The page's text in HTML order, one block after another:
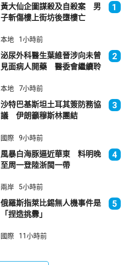
黃大仙企圖謀殺及自殺案 男
子斬傷樓上街坊後墮樓亡
1
本地 1小時前
泌尿外科醫生葉維晉涉向未曾
見面病人開藥 醫委會繼續聆
2
本地 7小時前
沙特巴基斯坦土耳其簽防務協
議 伊朗籲穆斯林團結
3
國際 9小時前
風暴白海豚逼近華東 料明晚
至周一登陸浙閩一帶
4
兩岸 5小時前
俄羅斯指萊比錫無人機事件是
「捏造挑釁」
5
國際 11小時前